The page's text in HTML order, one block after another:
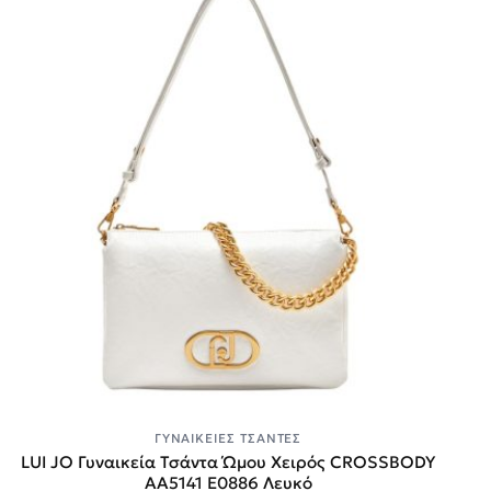
ΓΥΝΑΙΚΕΊΕΣ ΤΣΆΝΤΕΣ
LUI JO Γυναικεία Τσάντα Ώμου Χειρός CROSSBODY
AA5141 E0886 Λευκό